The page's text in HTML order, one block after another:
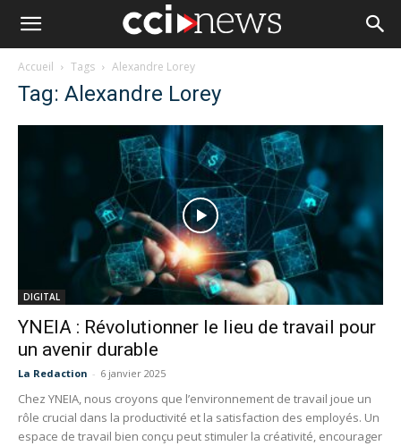
Accueil Tags Alexandre Lorey
Tag: Alexandre Lorey
DIGITAL
YNEIA : Révolutionner le lieu de travail pour
un avenir durable
La Redaction - 6 janvier 2025
Chez YNEIA, nous croyons que l’environnement de travail joue un
rôle crucial dans la productivité et la satisfaction des employés. Un
espace de travail bien conçu peut stimuler la créativité, encourager